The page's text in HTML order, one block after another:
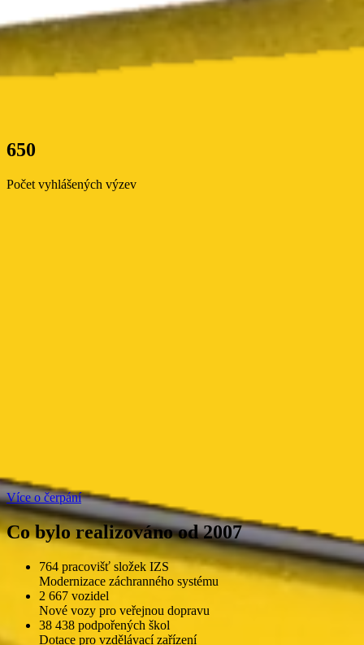
650
Počet vyhlášených výzev
Více o čerpání
Co bylo realizováno od 2007
764 pracovišť složek IZS
Modernizace záchranného systému
2 667 vozidel
Nové vozy pro veřejnou dopravu
38 438 podpořených škol
Dotace pro vzdělávací zařízení